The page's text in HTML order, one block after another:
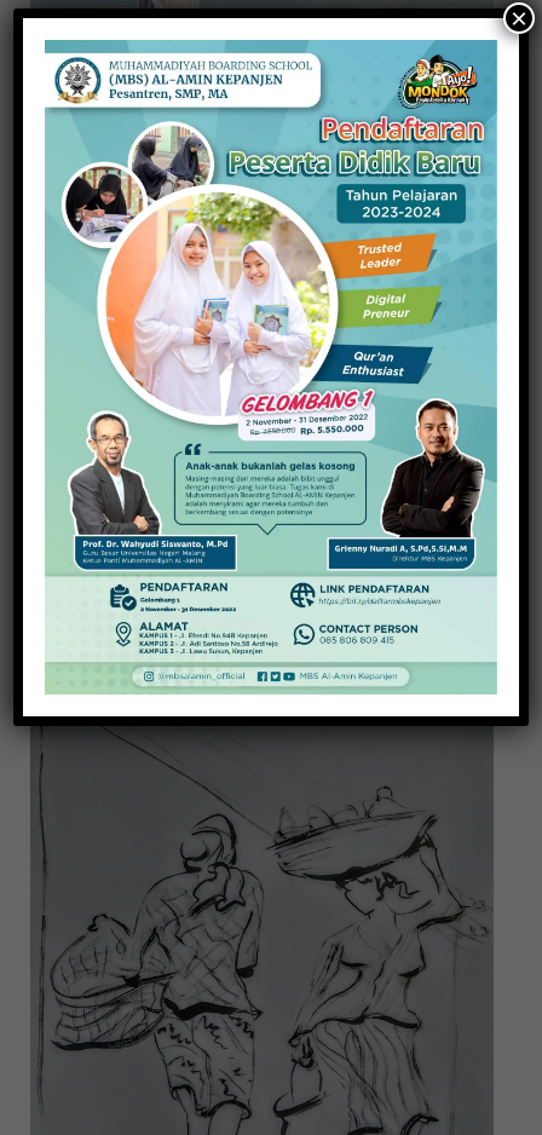
Awas, Asal Pasang Bendera Rusak Bisa Dipidana
dan Denda Rp 100 Juta!
7 Agustus 2022
Pejuang Kemanusiaan, 12 Relawan PMR
Terbunuh di Peniwen
2 Maret 2022
×